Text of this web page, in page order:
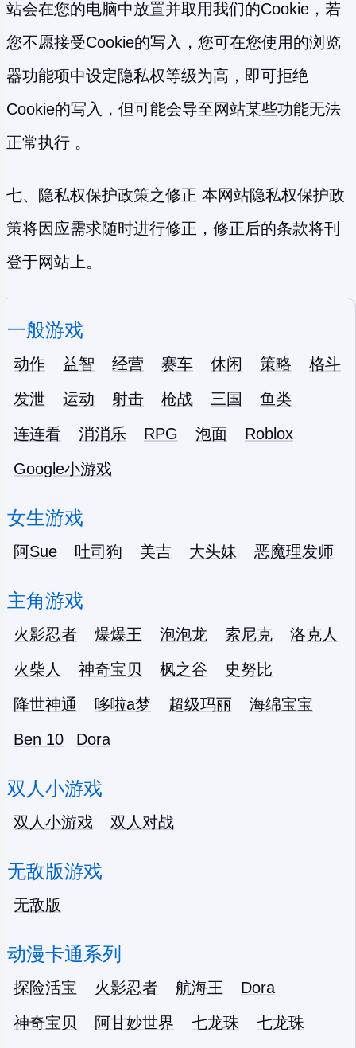
站会在您的电脑中放置并取用我们的Cookie，若
您不愿接受Cookie的写入，您可在您使用的浏览
器功能项中设定隐私权等级为高，即可拒绝
Cookie的写入，但可能会导至网站某些功能无法
正常执行 。
七、隐私权保护政策之修正 本网站隐私权保护政
策将因应需求随时进行修正，修正后的条款将刊
登于网站上。
一般游戏
动作 益智 经营 赛车 休闲 策略
格斗
发泄
运动 射击 枪战 三国
鱼类
连连看
消消乐 RPG 泡面
Roblox
Google小游戏
女生游戏
阿Sue 吐司狗 美吉 大头妹 恶魔理发师
主角游戏
火影忍者 爆爆王 泡泡龙 索尼克
洛克人
火柴人
神奇宝贝 枫之谷
史努比
降世神通
哆啦a梦 超级玛丽
海绵宝宝
Ben 10
Dora
双人小游戏
双人小游戏 双人对战
无敌版游戏
无敌版
动漫卡通系列
探险活宝 火影忍者 航海王
Dora
神奇宝贝
阿甘妙世界 七龙珠
七龙珠